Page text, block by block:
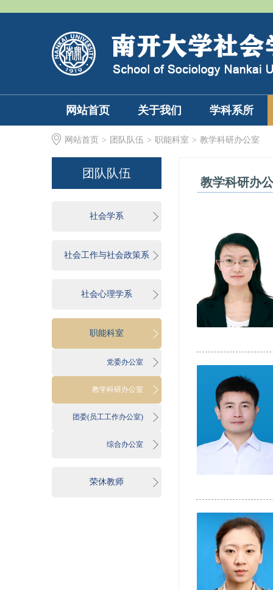
网站首页 关于我们 学科系所
网站首页 > 团队队伍 > 职能科室 > 教学科研办公室
团队队伍
社会学系
社会工作与社会政策系
社会心理学系
职能科室
党委办公室
教学科研办公室
团委(员工工作办公室)
综合办公室
荣休教师
教学科研办